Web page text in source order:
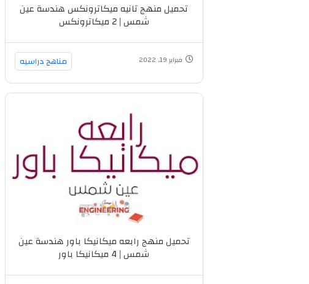
تحميل منهج تانيه ميكاترونكس هندسة عين
شمس | 2 ميكاترونكس
فبراير 19, 2022 مناهج دراسيه
تحميل منهج رابعه ميكانيكا باور هندسة عين
شمس | 4 ميكانيكا باور